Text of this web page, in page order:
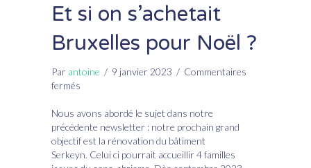
Et si on s’achetait
Bruxelles pour Noël ?
Par antoine / 9 janvier 2023 / Commentaires
fermés
si
on
s’achetait
Bruxelles
Nous avons abordé le sujet dans notre
précédente newsletter : notre prochain grand
objectif est la rénovation du bâtiment
Serkeyn. Celui ci pourrait accueillir 4 familles